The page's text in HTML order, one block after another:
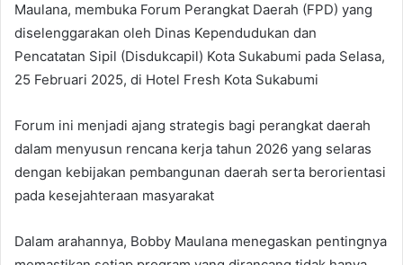
Maulana, membuka Forum Perangkat Daerah (FPD) yang
diselenggarakan oleh Dinas Kependudukan dan
Pencatatan Sipil (Disdukcapil) Kota Sukabumi pada Selasa,
25 Februari 2025, di Hotel Fresh Kota Sukabumi
Forum ini menjadi ajang strategis bagi perangkat daerah
dalam menyusun rencana kerja tahun 2026 yang selaras
dengan kebijakan pembangunan daerah serta berorientasi
pada kesejahteraan masyarakat
Dalam arahannya, Bobby Maulana menegaskan pentingnya